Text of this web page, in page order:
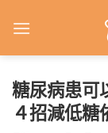
糖尿病患可
４招減低糖